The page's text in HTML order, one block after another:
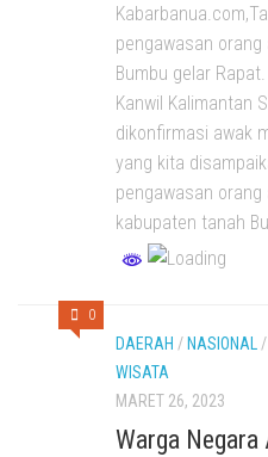
pengawasan
Bumbu gelar
Kanwil Kalimantan
dikonfirmasi awak
yang kita
pengawasan
kabupaten tanah
0
DAERAH / NASIONAL /
WISATA
MARET 26, 2023
Warga Negara